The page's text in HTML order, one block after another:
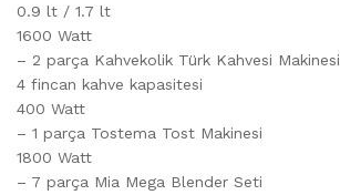
0.9 lt / 1.7 lt
1600 Watt
– 2 parça Kahvekolik Türk Kahvesi Makinesi
4 fincan kahve kapasitesi
400 Watt
– 1 parça Tostema Tost Makinesi
1800 Watt
– 7 parça Mia Mega Blender Seti